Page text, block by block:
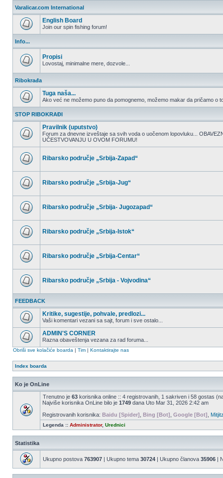
postova
Varalicar.com International
English Board
Join our spin fishing forum!
Info...
nepročitanih
postova
Propisi
Lovostaj, minimalne mere, dozvole...
Ribokrađa
postova
Tuga naša...
Ako već ne možemo puno da pomognemo, možemo makar da pričamo o
STOP RIBOKRAĐI
Nema
nepročitanih
Pravilnik (uputstvo)
Forum za dnevne izveštaje sa svih voda o uočenom lopovluku...
UČESTVOVANJU U OVOM FORUMU!
nepročitanih
Ribarsko područje „Srbija-Zapad“
nepročitanih
Ribarsko područje „Srbija-Jug“
nepročitanih
Ribarsko područje „Srbija- Jugozapad“
nepročitanih
Ribarsko područje „Srbija-Istok“
nepročitanih
Ribarsko područje „Srbija-Centar“
nepročitanih
postova
Ribarsko područje „Srbija - Vojvodina“
FEEDBACK
nepročitanih
postova
Kritike, sugestije, pohvale, predlozi...
Vaši komentari vezani sa sajt, forum i sve ostalo...
nepročitanih
ADMIN'S CORNER
Razna obaveštenja vezana za rad foruma...
Obriši sve kolačiće boarda | Tim | Kontaktirajte nas
Index boarda
Ko je OnLine
Trenutno je 63 korisnika online :: 4 registrovanih, 1 sakriven i 58 gostas
Najviše korisnika OnLine bilo je 1749 dana Uto Mar 31, 2026 2:42 am
Registrovanih korisnika: Baidu [Spider] Bing [Bot] Google [Bot]
Legenda :: Administrator, Urednici
Statistika
Ukupno postova 763907 | Ukupno tema 30724 | Ukupno članova 35906 |